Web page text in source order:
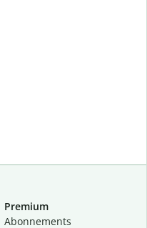
Premium
Abon­ne­ments